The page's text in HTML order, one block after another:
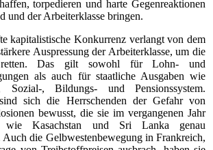
torpedieren und harte Gegenreaktionen
und der Arbeiterklasse bringen.
kapitalistische Konkurrenz verlangt von dem
Auspressung der Arbeiterklasse, um die
Das gilt sowohl für Lohn- und
als auch für staatliche Ausgaben wie
, Sozial-, Bildungs- und Pensionssystem.
sich die Herrschenden der Gefahr von
bewusst, die sie im vergangenen Jahr
Kasachstan und Sri Lanka genau
Auch die Gelbwestenbewegung in Frankreich,